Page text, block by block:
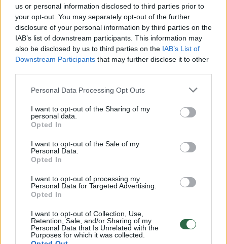
us or personal information disclosed to third parties prior to
your opt-out. You may separately opt-out of the further
disclosure of your personal information by third parties on the
IAB’s list of downstream participants. This information may
also be disclosed by us to third parties on the IAB’s List of
Downstream Participants that may further disclose it to other
Personal Data Processing Opt Outs
I want to opt-out of the Sharing of my
personal data.
Opted In
I want to opt-out of the Sale of my
Personal Data.
Opted In
I want to opt-out of processing my
Personal Data for Targeted Advertising.
Opted In
I want to opt-out of Collection, Use,
Retention, Sale, and/or Sharing of my
Personal Data that Is Unrelated with the
Purposes for which it was collected.
Žiūrimiausi įrašai
00:00:49
Pateikė daugiau detalių apie iš tėvų paimtus šešis
vaikus: jiems kilusi grėsmė
00:00:30
Vaizdai iš tragiškos avarijos Vilniaus r.: dviejų moterų ir
vaiko gyvybių išgelbėti nepavyko
Žinios | Lietuvos diena
00:00:59
Nufilmavo, kaip patvino Vilniaus Vakarinis aplinkkelis:
vaizdas pribloškia